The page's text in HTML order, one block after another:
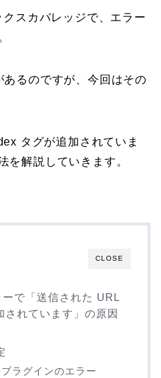
スカバレッジで、エラー
るのですが、今回はその
タグが追加されていま
を解説していきます。
CLOSE
で「送信された URL
れています」の原因
ラグインのエラー